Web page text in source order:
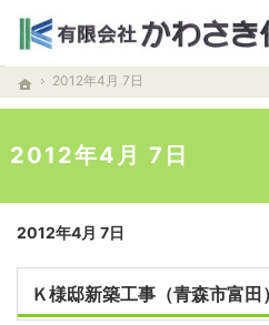
ホーム
2012年4月 7日
2012年4月 7日
お客様を笑顔する家づくりをします。注文住
注文住宅（青森・青森市）の工務店なら当店で
2012年4月 7日
Ｋ様邸新築工事（青森市富田）